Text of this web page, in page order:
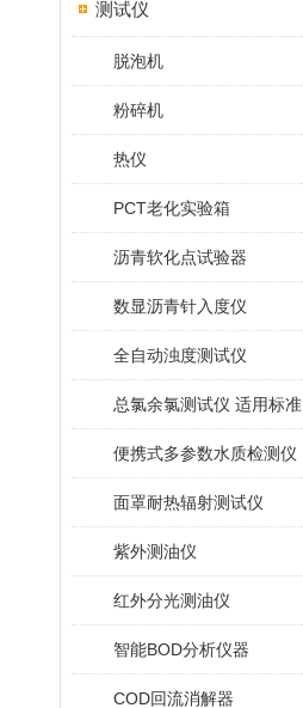
测试仪
脱泡机
粉碎机
热仪
PCT老化实验箱
沥青软化点试验器
数显沥青针入度仪
全自动浊度测试仪
总氯余氯测试仪 适用标准
便携式多参数水质检测仪
面罩耐热辐射测试仪
紫外测油仪
红外分光测油仪
智能BOD分析仪器
COD回流消解器